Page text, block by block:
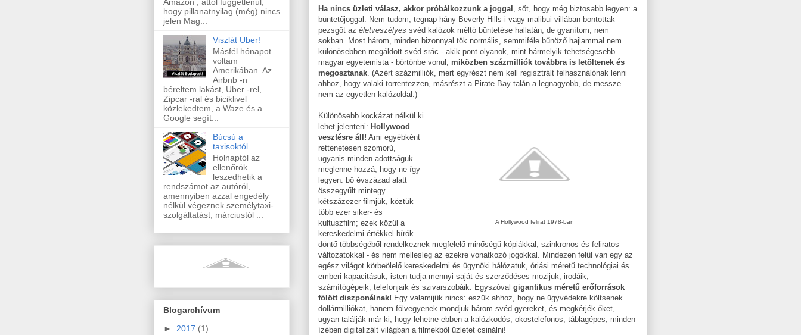
Ha nincs üzleti válasz, akkor próbálkozzunk a joggal
, sőt, hogy még biztosabb legyen: a
büntetőjoggal. Nem tudom, tegnap hány Beverly Hills-i vagy malibui villában bontottak
pezsgőt az életveszélyes svéd kalózok méltó büntetése hallatán, de gyanítom, nem
sokban. Most három, minden bizonnyal tök normális, semmiféle bűnöző hajlammal nem
különösebben megáldott svéd srác - akik pont olyanok, mint bármelyik tehetségesebb
magyar egyetemista - börtönbe vonul, miközben százmilliók továbbra is letöltenek és
megosztanak . (Azért százmilliók, mert egyrészt nem kell regisztrált felhasználónak lenni
ahhoz, hogy valaki torrentezzen, másrészt a Pirate Bay talán a legnagyobb, de messze
nem az egyetlen kalózoldal.)
A Hollywood felirat 1978-ban
Különösebb kockázat nélkül ki
lehet jelenteni: Hollywood
vesztésre áll! Ami egyébként
rettenetesen szomorú,
ugyanis minden adottságuk
meglenne hozzá, hogy ne így
legyen: bő évszázad alatt
összegyűlt mintegy
kétszázezer filmjük, köztük
több ezer siker- és
kultuszfilm; ezek közül a
kereskedelmi értékkel bírók
döntő többségéből rendelkeznek megfelelő minőségű kópiákkal, szinkronos és feliratos
változatokkal - és nem mellesleg az ezekre vonatkozó jogokkal. Mindezen felül van egy az
egész világot körbeölelő kereskedelmi és ügynöki hálózatuk, óriási méretű technológiai és
emberi kapacitásuk, isten tudja mennyi saját és szerződéses mozijuk, irodáik,
számítógépeik, telefonjaik és szivarszobáik. Egyszóval gigantikus méretű erőforrások
fölött diszponálnak! Egy valamijük nincs: eszük ahhoz, hogy ne ügyvédekre költsenek
dollármilliókat, hanem fölvegyenek mondjuk három svéd gyereket, és megkérjék őket,
ugyan találják már ki, hogy lehetne ebben a kalózkodós, okostelefonos, táblagépes, minden
ízében digitalizált világban a filmekből üzletet csinálni!
hogy pillanatnyilag (még) nincs
jelen Mag...
Viszlát Uber!
Másfél hónapot
voltam
Amerikában. Az
Airbnb -n
béreltem lakást, Uber -rel,
Zipcar -ral és biciklivel
közlekedtem, a Waze és a
Google segít...
Búcsú a
taxisoktól
Holnaptól az
ellenőrök
leszedhetik a
rendszámot az autóról,
amennyiben azzal engedély
nélkül végeznek személytaxi-
szolgáltatást; márciustól ...
Blogarchívum
► 2017 (1)